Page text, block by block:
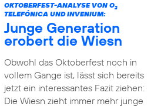
OKTOBERFEST-ANALYSE VON O2
TELEFÓNICA UND INVENIUM:
Junge Generation
erobert die Wiesn
Obwohl das Oktoberfest noch in
vollem Gange ist, lässt sich bereits
jetzt ein interessantes Fazit ziehen:
Die Wiesn zieht immer mehr junge